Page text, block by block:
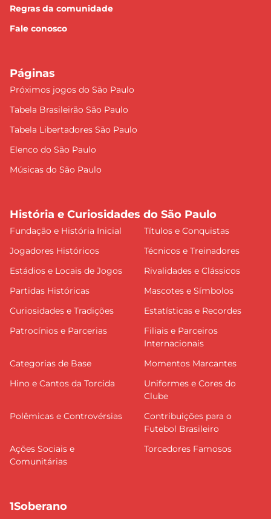
Regras da comunidade
Fale conosco
Páginas
Próximos jogos do São Paulo
Tabela Brasileirão São Paulo
Tabela Libertadores São Paulo
Elenco do São Paulo
Músicas do São Paulo
História e Curiosidades do São Paulo
Fundação e História Inicial
Títulos e Conquistas
Jogadores Históricos
Técnicos e Treinadores
Estádios e Locais de Jogos
Rivalidades e Clássicos
Partidas Históricas
Mascotes e Símbolos
Curiosidades e Tradições
Estatísticas e Recordes
Patrocínios e Parcerias
Filiais e Parceiros
Internacionais
Categorias de Base
Momentos Marcantes
Hino e Cantos da Torcida
Uniformes e Cores do
Clube
Polêmicas e Controvérsias
Contribuições para o
Futebol Brasileiro
Ações Sociais e
Comunitárias
Torcedores Famosos
1Soberano